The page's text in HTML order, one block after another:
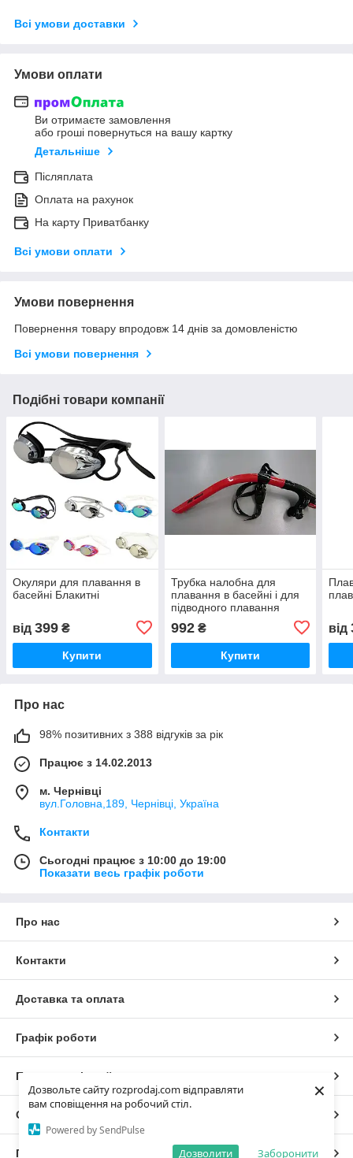
Дозвольте сайту rozprodaj.com відправляти
вам сповіщення на робочий стіл.
Powered by SendPulse
Заборонити
Дозволити
×
Всі умови доставки
Умови оплати
Ви отримаєте замовлення
або гроші повернуться на вашу картку
Детальніше
Післяплата
Оплата на рахунок
На карту Приватбанку
Всі умови оплати
Умови повернення
Повернення товару впродовж 14 днів за домовленістю
Всі умови повернення
Подібні товари компанії
Окуляри для плавання в
басейні Блакитні
від 399 ₴
Купити
Трубка налобна для
плавання в басейні і для
підводного плавання
992₴
Купити
від
Про нас
98% позитивних з 388 відгуків за рік
Працює з 14.02.2013
м. Чернівці
вул.Головна,189, Чернівці, Україна
Контакти
Сьогодні працює з 10:00 до 19:00
Показати весь графік роботи
Про нас
Контакти
Доставка та оплата
Графік роботи
Повна версія сайту
Сайт створено на маркетплейсі
Політика конфіденційності